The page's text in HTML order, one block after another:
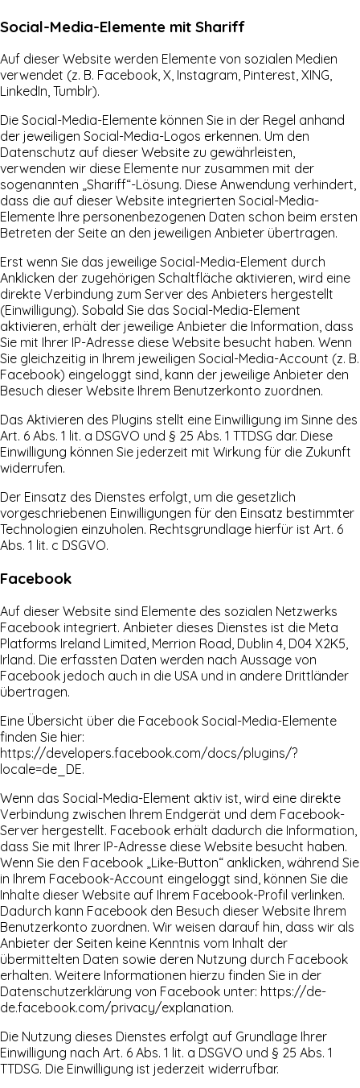
Social-Media-Elemente mit Shariff
Auf dieser Website werden Elemente von sozialen Medien
verwendet (z. B. Facebook, X, Instagram, Pinterest, XING,
LinkedIn, Tumblr).
Die Social-Media-Elemente können Sie in der Regel anhand
der jeweiligen Social-Media-Logos erkennen. Um den
Datenschutz auf dieser Website zu gewährleisten,
verwenden wir diese Elemente nur zusammen mit der
sogenannten „Shariff“-Lösung. Diese Anwendung verhindert,
dass die auf dieser Website integrierten Social-Media-
Elemente Ihre personenbezogenen Daten schon beim ersten
Betreten der Seite an den jeweiligen Anbieter übertragen.
Erst wenn Sie das jeweilige Social-Media-Element durch
Anklicken der zugehörigen Schaltfläche aktivieren, wird eine
direkte Verbindung zum Server des Anbieters hergestellt
(Einwilligung). Sobald Sie das Social-Media-Element
aktivieren, erhält der jeweilige Anbieter die Information, dass
Sie mit Ihrer IP-Adresse diese Website besucht haben. Wenn
Sie gleichzeitig in Ihrem jeweiligen Social-Media-Account (z. B.
Facebook) eingeloggt sind, kann der jeweilige Anbieter den
Besuch dieser Website Ihrem Benutzerkonto zuordnen.
Das Aktivieren des Plugins stellt eine Einwilligung im Sinne des
Art. 6 Abs. 1 lit. a DSGVO und § 25 Abs. 1 TTDSG dar. Diese
Einwilligung können Sie jederzeit mit Wirkung für die Zukunft
widerrufen.
Der Einsatz des Dienstes erfolgt, um die gesetzlich
vorgeschriebenen Einwilligungen für den Einsatz bestimmter
Technologien einzuholen. Rechtsgrundlage hierfür ist Art. 6
Abs. 1 lit. c DSGVO.
Facebook
Auf dieser Website sind Elemente des sozialen Netzwerks
Facebook integriert. Anbieter dieses Dienstes ist die Meta
Platforms Ireland Limited, Merrion Road, Dublin 4, D04 X2K5,
Irland. Die erfassten Daten werden nach Aussage von
Facebook jedoch auch in die USA und in andere Drittländer
übertragen.
Eine Übersicht über die Facebook Social-Media-Elemente
finden Sie hier:
https://developers.facebook.com/docs/plugins/?
locale=de_DE.
Wenn das Social-Media-Element aktiv ist, wird eine direkte
Verbindung zwischen Ihrem Endgerät und dem Facebook-
Server hergestellt. Facebook erhält dadurch die Information,
dass Sie mit Ihrer IP-Adresse diese Website besucht haben.
Wenn Sie den Facebook „Like-Button“ anklicken, während Sie
in Ihrem Facebook-Account eingeloggt sind, können Sie die
Inhalte dieser Website auf Ihrem Facebook-Profil verlinken.
Dadurch kann Facebook den Besuch dieser Website Ihrem
Benutzerkonto zuordnen. Wir weisen darauf hin, dass wir als
Anbieter der Seiten keine Kenntnis vom Inhalt der
übermittelten Daten sowie deren Nutzung durch Facebook
erhalten. Weitere Informationen hierzu finden Sie in der
Datenschutzerklärung von Facebook unter: https://de-
de.facebook.com/privacy/explanation.
Die Nutzung dieses Dienstes erfolgt auf Grundlage Ihrer
Einwilligung nach Art. 6 Abs. 1 lit. a DSGVO und § 25 Abs. 1
TTDSG. Die Einwilligung ist jederzeit widerrufbar.